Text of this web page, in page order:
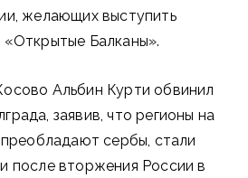
желающих выступить
Балканы».
Альбин Курти обвинил
заявив, что регионы на
сербы, стали
после вторжения России в